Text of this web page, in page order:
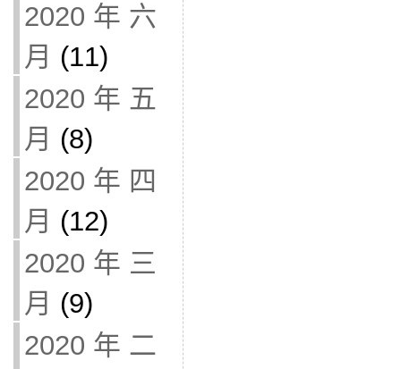
2020 年 六
月 (11)
2020 年 五
月 (8)
2020 年 四
月 (12)
2020 年 三
月 (9)
2020 年 二